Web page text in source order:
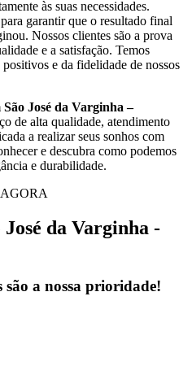
às suas necessidades.
garantir que o resultado final
Nossos clientes são a prova
e a satisfação. Temos
e da fidelidade de nossos
José da Varginha –
de alta qualidade, atendimento
a realizar seus sonhos com
e descubra como podemos
e durabilidade.
da Varginha -
a nossa prioridade!